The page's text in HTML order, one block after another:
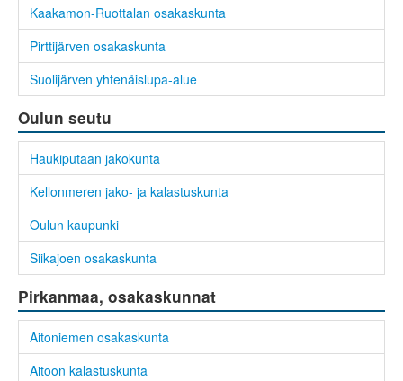
Kaakamon-Ruottalan osakaskunta
Pirttijärven osakaskunta
Suolijärven yhtenäislupa-alue
Oulun seutu
Haukiputaan jakokunta
Kellonmeren jako- ja kalastuskunta
Oulun kaupunki
Siikajoen osakaskunta
Pirkanmaa, osakaskunnat
Aitoniemen osakaskunta
Aitoon kalastuskunta